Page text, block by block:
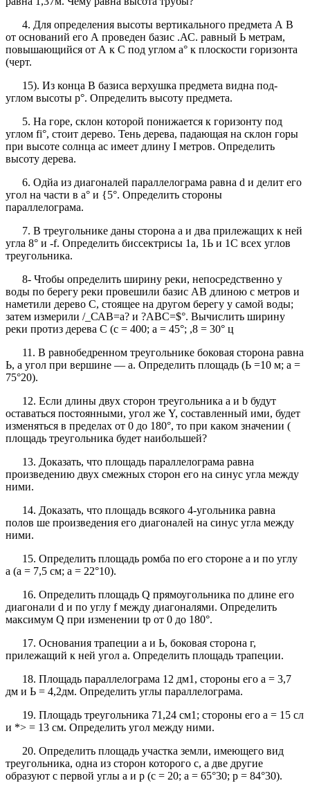
4. Для определения высоты вертикального предмета А В
от оснований его А проведен базис .АС. равный Ь метрам,
повышающийся от А к С под углом а° к плоскости горизонта
(черт.
15). Из конца В базиса верхушка предмета видна под-
углом высоты р°. Определить высоту предмета.
5. На горе, склон которой понижается к горизонту под
углом fi°, стоит дерево. Тень дерева, падающая на склон горы
при высоте солнца ас имеет длину I метров. Определить
высоту дерева.
6. Одйа из диагоналей параллелограма равна d и делит его
угол на части в а° и {5°. Определить стороны
параллелограма.
7. В треугольнике даны сторона а и два прилежащих к ней
угла 8° и -f. Определить биссектрисы 1а, 1Ь и 1С всех углов
треугольника.
8- Чтобы определить ширину реки, непосредственно у
воды по берегу реки провешили базис АВ длиною с метров и
наметили дерево С, стоящее на другом берегу у самой воды;
затем измерили /_САВ=а? и ?АВС=$°. Вычислить ширину
реки протиз дерева С (с = 400; а = 45°; ,8 = 30° ц
11. В равнобедренном треугольнике боковая сторона равна
Ь, а угол при вершине — а. Определить площадь (Ь =10 м; а =
75°20).
12. Если длины двух сторон треугольника а и b будут
оставаться постоянными, угол же Y, составленный ими, будет
изменяться в пределах от 0 до 180°, то при каком значении (
площадь треугольника будет наибольшей?
13. Доказать, что площадь параллелограма равна
произведению двух смежных сторон его на синус угла между
ними.
14. Доказать, что площадь всякого 4-угольника равна
полов ше произведения его диагоналей на синус угла между
ними.
15. Определить площадь ромба по его стороне а и по углу
а (а = 7,5 см; а = 22°10).
16. Определить площадь Q прямоугольника по длине его
диагонали d и по углу f между диагоналями. Определить
максимум Q при изменении tp от 0 до 180°.
17. Основания трапеции а и Ь, боковая сторона г,
прилежащий к ней угол а. Определить площадь трапеции.
18. Площадь параллелограма 12 дм1, стороны его а = 3,7
дм и Ь = 4,2дм. Определить углы параллелограма.
19. Площадь треугольника 71,24 см1; стороны его а = 15 сл
и *> = 13 см. Определить угол между ними.
20. Определить площадь участка земли, имеющего вид
треугольника, одна из сторон которого с, а две другие
образуют с первой углы а и р (с = 20; а = 65°30; р = 84°30).